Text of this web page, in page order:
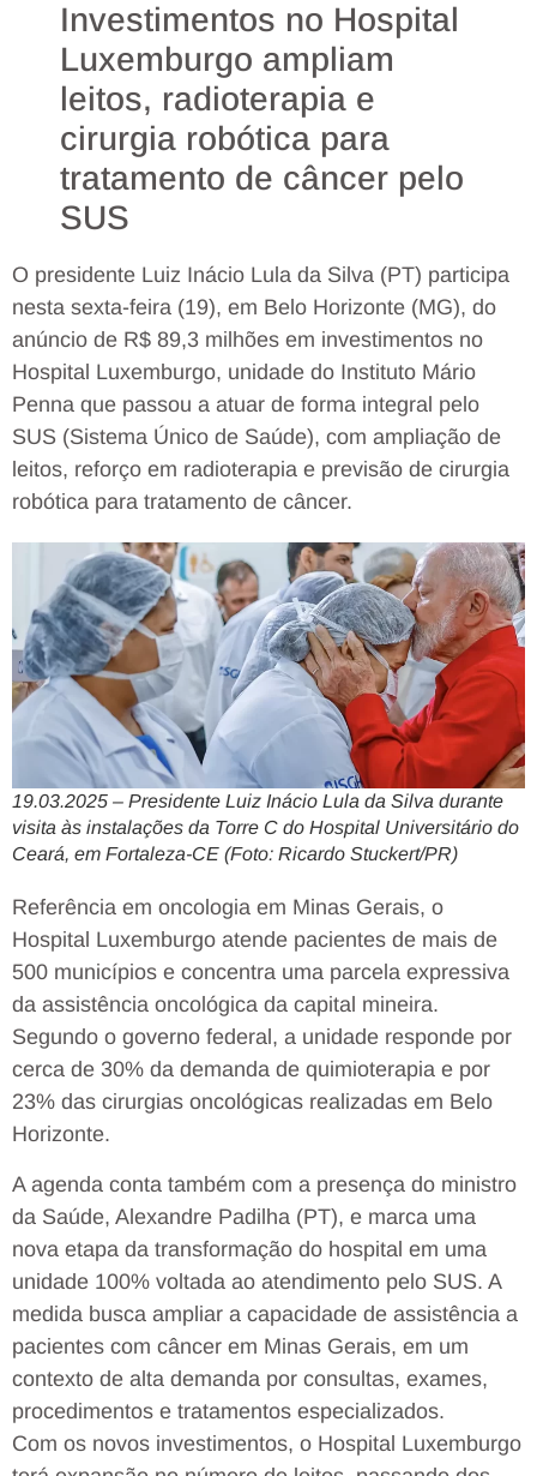
Investimentos no Hospital
Luxemburgo ampliam
leitos, radioterapia e
cirurgia robótica para
tratamento de câncer pelo
SUS
O presidente Luiz Inácio Lula da Silva (PT) participa
nesta sexta-feira (19), em Belo Horizonte (MG), do
anúncio de R$ 89,3 milhões em investimentos no
Hospital Luxemburgo, unidade do Instituto Mário
Penna que passou a atuar de forma integral pelo
SUS (Sistema Único de Saúde), com ampliação de
leitos, reforço em radioterapia e previsão de cirurgia
robótica para tratamento de câncer.
19.03.2025 – Presidente Luiz Inácio Lula da Silva durante
visita às instalações da Torre C do Hospital Universitário do
Ceará, em Fortaleza-CE (Foto: Ricardo Stuckert/PR)
Referência em oncologia em Minas Gerais, o
Hospital Luxemburgo atende pacientes de mais de
500 municípios e concentra uma parcela expressiva
da assistência oncológica da capital mineira.
Segundo o governo federal, a unidade responde por
cerca de 30% da demanda de quimioterapia e por
23% das cirurgias oncológicas realizadas em Belo
Horizonte.
A agenda conta também com a presença do ministro
da Saúde, Alexandre Padilha (PT), e marca uma
nova etapa da transformação do hospital em uma
unidade 100% voltada ao atendimento pelo SUS. A
medida busca ampliar a capacidade de assistência a
pacientes com câncer em Minas Gerais, em um
contexto de alta demanda por consultas, exames,
procedimentos e tratamentos especializados.
Com os novos investimentos, o Hospital Luxemburgo